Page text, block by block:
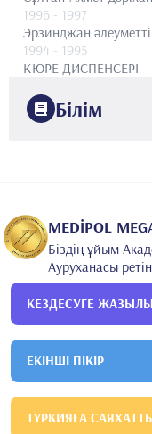
1996 - 1997
Эрзинджан
1994 - 1995
КЮРЕ ДИСПЕНСЕРІ
Білім
Стамбул
факультеті
микробиология
MEDİPOL
Біздің ұйым
Ауруханасы
КЕЗДЕСУГЕ
ЕКІНШІ ПІКІР
ТҮРКИЯҒА